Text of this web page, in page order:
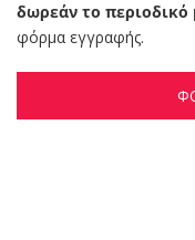
δωρεάν το περιοδικό
φόρμα εγγραφής.